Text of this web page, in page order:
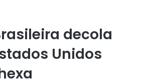
decola
Unidos